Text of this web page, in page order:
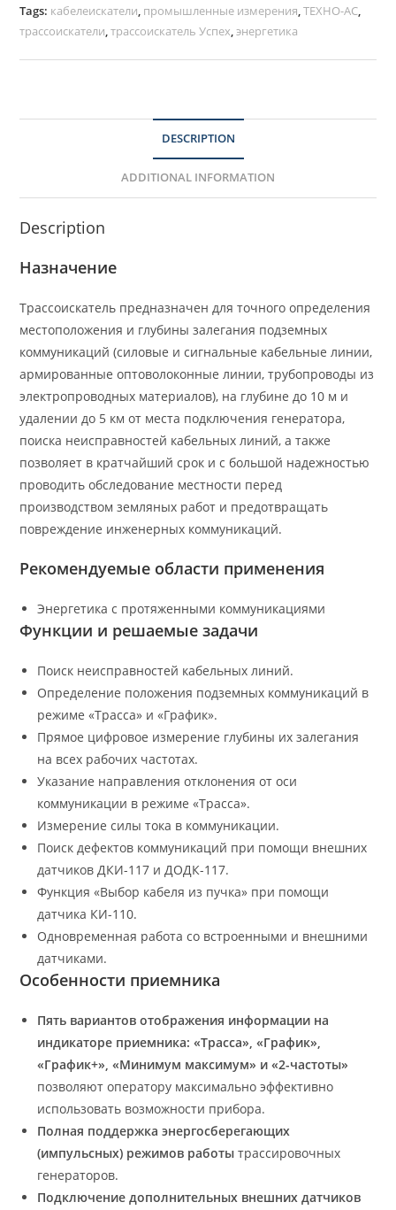
Tags: кабелеискатели, промышленные измерения,ТЕХНО-АС,
трассоискатели,трассоискатель Успех,энергетика
DESCRIPTION
ADDITIONAL INFORMATION
Description
Назначение
Трассоискатель предназначен для точного определения
местоположения и глубины залегания подземных
коммуникаций (силовые и сигнальные кабельные линии,
армированные оптоволоконные линии, трубопроводы из
электропроводных материалов), на глубине до 10 м и
удалении до 5 км от места подключения генератора,
поиска неисправностей кабельных линий, а также
позволяет в кратчайший срок и с большой надежностью
проводить обследование местности перед
производством земляных работ и предотвращать
повреждение инженерных коммуникаций.
Рекомендуемые области применения
Энергетика с протяженными коммуникациями
Функции и решаемые задачи
Поиск неисправностей кабельных линий.
Определение положения подземных коммуникаций в
режиме «Трасса» и «График».
Прямое цифровое измерение глубины их залегания
на всех рабочих частотах.
Указание направления отклонения от оси
коммуникации в режиме «Трасса».
Измерение силы тока в коммуникации.
Поиск дефектов коммуникаций при помощи внешних
датчиков ДКИ-117 и ДОДК-117.
Функция «Выбор кабеля из пучка» при помощи
датчика КИ-110.
Одновременная работа со встроенными и внешними
датчиками.
Особенности приемника
Пять вариантов отображения информации на
индикаторе приемника: «Трасса», «График»,
«График+», «Минимум максимум» и «2-частоты»
позволяют оператору максимально эффективно
использовать возможности прибора.
Полная поддержка энергосберегающих
(импульсных) режимов работы трассировочных
генераторов.
Подключение дополнительных внешних датчиков